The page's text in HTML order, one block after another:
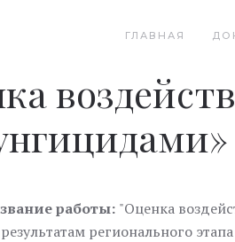
ГЛАВНАЯ
работы: "Оценка
регионального этапа